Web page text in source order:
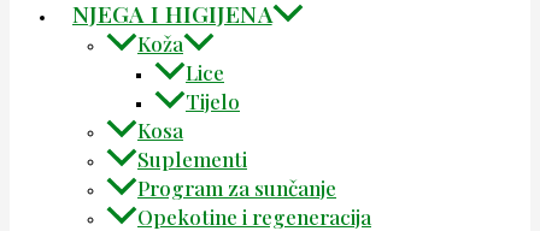
NJEGA I HIGIJENA
Koža
Lice
Tijelo
Kosa
Suplementi
Program za sunčanje
Opekotine i regeneracija